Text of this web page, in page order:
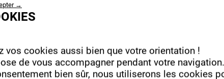
accueille des étudiants pour des
cycle initial ou en alternance. L’école s’est
→
vos cookies aussi bien que votre orientation !
de vous accompagner pendant votre navigation.
bien sûr, nous utiliserons les cookies